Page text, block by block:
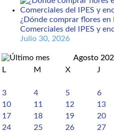
¿Dónde comprar flores
Comerciales del IPES y
Julio 30, 2026
Agosto
L
M X J
3
4 5 6
10
11 12 13
17
18 19 20
24
25 26 27